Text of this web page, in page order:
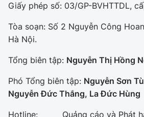
Giấy phép số: 03/GP-BVHTTDL,
Tòa soạn: Số 2 Nguyễn Công
Hà Nội.
Tổng biên tập: Nguyễn Thị Hồng
Phó Tổng biên tập: Nguyễn Sơn
Nguyễn Đức Thắng, La Đức Hùng
Hotline: Quảng cáo và Phát